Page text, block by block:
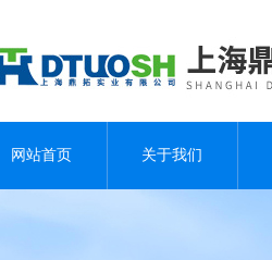
网站首页 关于我们